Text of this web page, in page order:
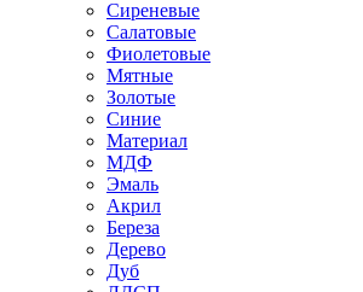
Сиреневые
Салатовые
Фиолетовые
Мятные
Золотые
Синие
Материал
МДФ
Эмаль
Акрил
Береза
Дерево
Дуб